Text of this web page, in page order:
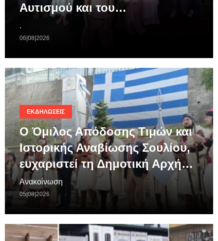
Αυτισμού και του…
.
06|08|2026
ΕΚΔΗΛΏΣΕΙΣ
Ο Όμιλος Απόδοσης Τιμών και
Ιστορικής Αναβίωσης Σουλίου,
ευχαριστεί τη Δημοτική Αρχή…
Ανακοίνωση
05|08|2026